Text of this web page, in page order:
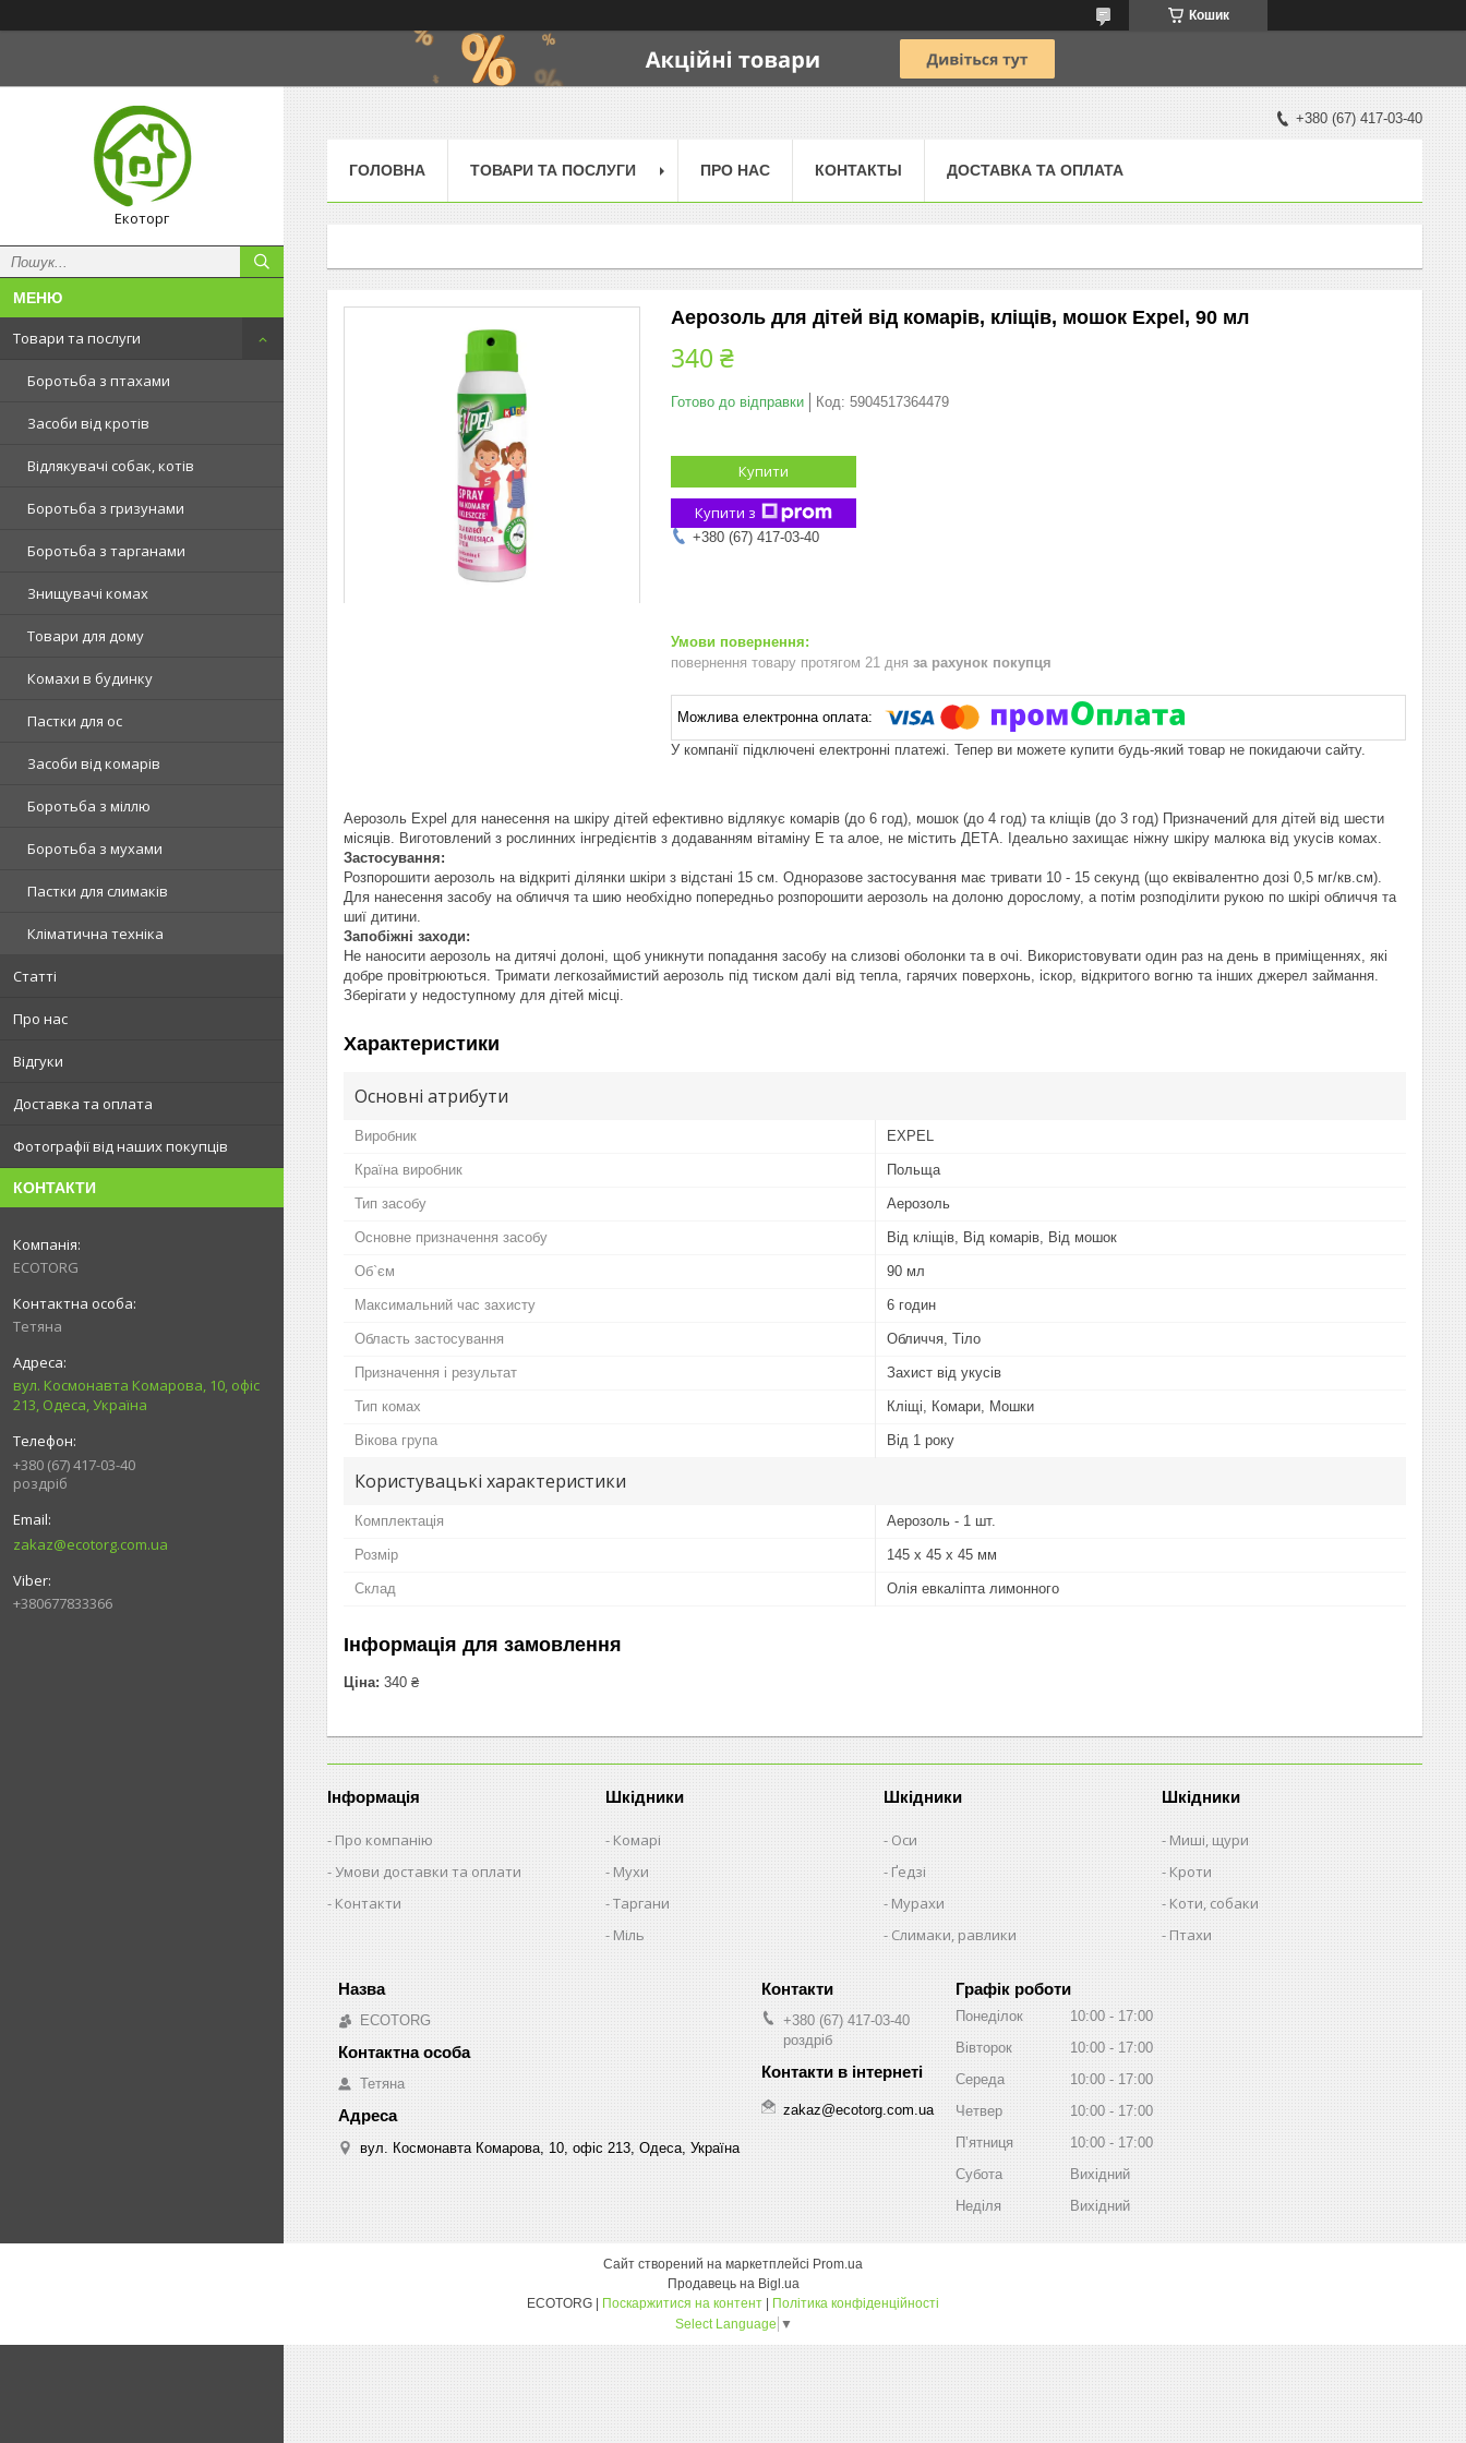
Кошик
Екоторг
Товари та послуги
Боротьба з птахами
Засоби від кротів
Відлякувачі собак, котів
Боротьба з гризунами
Боротьба з тарганами
Знищувачі комах
Товари для дому
Комахи в будинку
Пастки для ос
Засоби від комарів
Боротьба з міллю
Боротьба з мухами
Пастки для слимаків
Кліматична техніка
Статті
Про нас
Відгуки
Доставка та оплата
Фотографії від наших покупців
КОНТАКТИ
ECOTORG
Тетяна
вул. Космонавта Комарова, 10, офіс
213, Одеса, Україна
+380 (67) 417-03-40
роздріб
zakaz@ecotorg.com.ua
+380677833366
+380 (67) 417-03-40
ГОЛОВНА ТОВАРИ ТА ПОСЛУГИ ПРО НАС КОНТАКТЫ ДОСТАВКА ТА ОПЛАТА
Аерозоль для дітей від комарів, кліщів, мошок Expel, 90 мл
340 ₴
Готово до відправки Код: 5904517364479
Купити
Купити з
+380 (67) 417-03-40
повернення товару протягом 21 дня за рахунок покупця
У компанії підключені електронні платежі. Тепер ви можете купити будь-який товар не покидаючи сайту.
Аерозоль Expel для нанесення на шкіру дітей ефективно відлякує комарів (до 6 год), мошок (до 4 год) та кліщів (до 3 год) Призначений для дітей від шести
місяців.
Виготовлений з рослинних інгредієнтів з додаванням вітаміну Е та алое, не містить ДЕТА.
Ідеально захищає ніжну шкіру малюка від укусів комах.
Застосування:
Розпорошити аерозоль на відкриті ділянки шкіри з відстані 15 см. Одноразове застосування має тривати 10 - 15 секунд (що еквівалентно дозі 0,5 мг/кв.см).
Для нанесення засобу на обличчя та шию необхідно попередньо розпорошити аерозоль на долоню дорослому, а потім розподілити рукою по шкірі обличчя та
шиї дитини.
Запобіжні заходи:
Не наносити аерозоль на дитячі долоні, щоб уникнути попадання засобу на слизові оболонки та в очі.
Використовувати один раз на день в приміщеннях, які
добре провітрюються. Тримати легкозаймистий аерозоль під тиском далі від тепла, гарячих поверхонь, іскор, відкритого вогню та інших джерел займання.
Зберігати у недоступному для дітей місці.
Характеристики
Основні атрибути
Виробник EXPEL
Країна виробник Польща
Тип засобу Аерозоль
Основне призначення засобу Від кліщів, Від комарів, Від мошок
Об`єм 90 мл
Максимальний час захисту 6 годин
Область застосування Обличчя, Тіло
Призначення і результат Захист від укусів
Тип комах Кліщі, Комари, Мошки
Вікова група Від 1 року
Користувацькі характеристики
Комплектація Аерозоль - 1 шт.
Розмір 145 х 45 х 45 мм
Склад Олія евкаліпта лимонного
Інформація для замовлення
Ціна: 340 ₴
Інформація
Про компанію
Умови доставки та оплати
Контакти
Шкідники
Комарі
Мухи
Таргани
Міль
Шкідники
Оси
Ґедзі
Мурахи
Слимаки, равлики
Шкідники
Миші, щури
Кроти
Коти, собаки
Птахи
ECOTORG
Тетяна
вул. Космонавта Комарова, 10, офіс 213, Одеса, Україна
+380 (67) 417-03-40
роздріб
zakaz@ecotorg.com.ua
Графік роботи
Понеділок 10:00
17:00
Вівторок
10:00
17:00
Середа
10:00
17:00
Четвер
10:00
17:00
Пʼятниця
10:00
17:00
Субота
Вихідний
Неділя
Вихідний
Сайт створений на маркетплейсі Prom.ua
Продавець на Bigl.ua
Поскаржитися на контент
Політика конфіденційності
Select Language ▼